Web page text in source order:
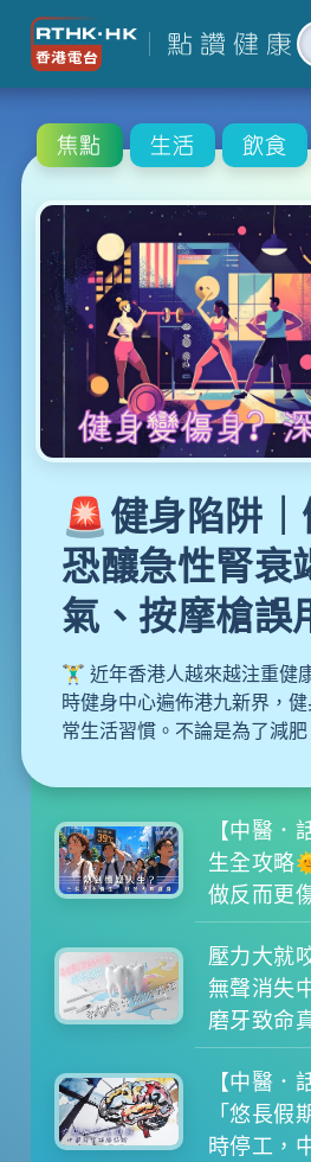
焦點 生活 飲食
🚨健身陷阱
恐釀急性腎衰
氣、按摩槍誤
風！醫生教你
阱
🏋️‍♂️ 近年香港人越來越注重健
時健身中心遍佈港九新界，
常生活習慣。不論是為了減
然而，運動固然對身體有益
容易被忽略的盲點。如果你
gain」的心態盲目苦練，甚至
會變成「傷身」。本文為大家
陷阱與正確的熱身與冷卻運動
攝取分量計算公式，教你聰
【中醫．
生全攻略
做反而更
病夏治黃
壓力大就
無聲消失
磨牙致命
【中醫．
「悠長假
時停工，